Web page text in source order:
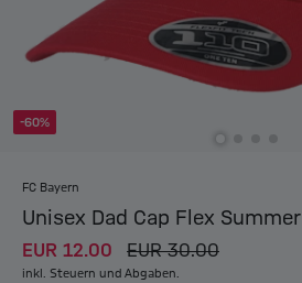
-60%
FC Bayern
Unisex Dad Cap Flex Summer
EUR 12.00 EUR 30.00
inkl. Steuern und Abgaben.